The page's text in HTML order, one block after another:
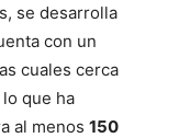
, se desarrolla
con un
cuales cerca
lo que ha
al menos 150